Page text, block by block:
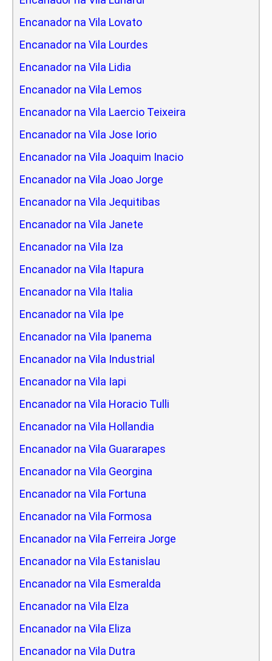
Encanador na Vila Lovato
Encanador na Vila Lourdes
Encanador na Vila Lidia
Encanador na Vila Lemos
Encanador na Vila Laercio Teixeira
Encanador na Vila Jose Iorio
Encanador na Vila Joaquim Inacio
Encanador na Vila Joao Jorge
Encanador na Vila Jequitibas
Encanador na Vila Janete
Encanador na Vila Iza
Encanador na Vila Itapura
Encanador na Vila Italia
Encanador na Vila Ipe
Encanador na Vila Ipanema
Encanador na Vila Industrial
Encanador na Vila Iapi
Encanador na Vila Horacio Tulli
Encanador na Vila Hollandia
Encanador na Vila Guararapes
Encanador na Vila Georgina
Encanador na Vila Fortuna
Encanador na Vila Formosa
Encanador na Vila Ferreira Jorge
Encanador na Vila Estanislau
Encanador na Vila Esmeralda
Encanador na Vila Elza
Encanador na Vila Eliza
Encanador na Vila Dutra